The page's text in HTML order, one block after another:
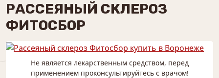
РАССЕЯНЫЙ СКЛЕРОЗ
ФИТОСБОР
Не является лекарственным средством, перед
применением проконсультируйтесь с врачом!